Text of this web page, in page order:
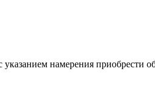
намерения